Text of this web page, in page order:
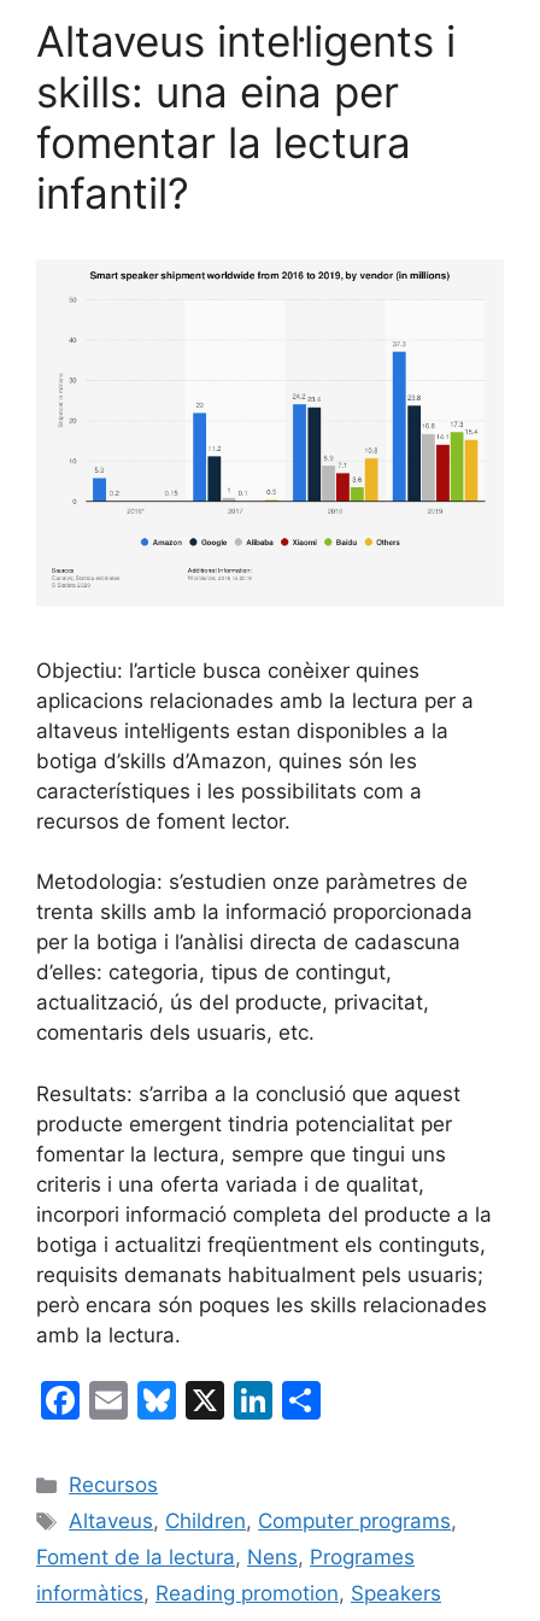
Altaveus intel·ligents i
skills: una eina per
fomentar la lectura
infantil?
Objectiu: l’article busca conèixer quines
aplicacions relacionades amb la lectura per a
altaveus intel·ligents estan disponibles a la
botiga d’skills d’Amazon, quines són les
característiques i les possibilitats com a
recursos de foment lector.
Metodologia: s’estudien onze paràmetres de
trenta skills amb la informació proporcionada
per la botiga i l’anàlisi directa de cadascuna
d’elles: categoria, tipus de contingut,
actualització, ús del producte, privacitat,
comentaris dels usuaris, etc.
Resultats: s’arriba a la conclusió que aquest
producte emergent tindria potencialitat per
fomentar la lectura, sempre que tingui uns
criteris i una oferta variada i de qualitat,
incorpori informació completa del producte a la
botiga i actualitzi freqüentment els continguts,
requisits demanats habitualment pels usuaris;
però encara són poques les skills relacionades
amb la lectura.
F
c
e
b
o
E
ai
l
Bl
s
k
y
X
Li
e
dI
n
p
ar
te
Categories
Recursos
Etiquetes
Altaveus, Children, Computer programs,
Foment de la lectura, Nens, Programes
informàtics, Reading promotion, Speakers